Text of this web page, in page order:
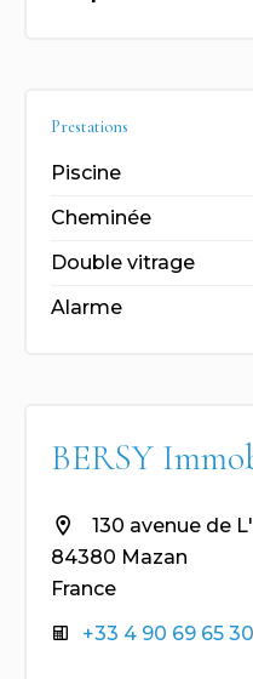
Prestations
Piscine
Cheminée
Double vitrage
Alarme
BERSY
130 avenue de
84380 Mazan
France
+33 4 90 69 65 30